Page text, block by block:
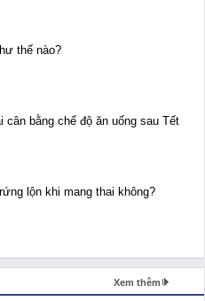
thế nào?
cân bằng chế độ ăn uống sau Tết
lộn khi mang thai không?
Xem thêm